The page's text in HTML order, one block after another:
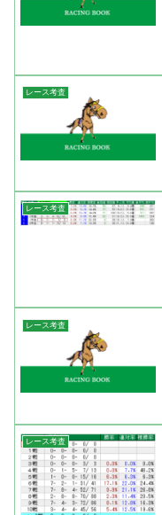
レース考査
レース考査
レース考査
レース考査